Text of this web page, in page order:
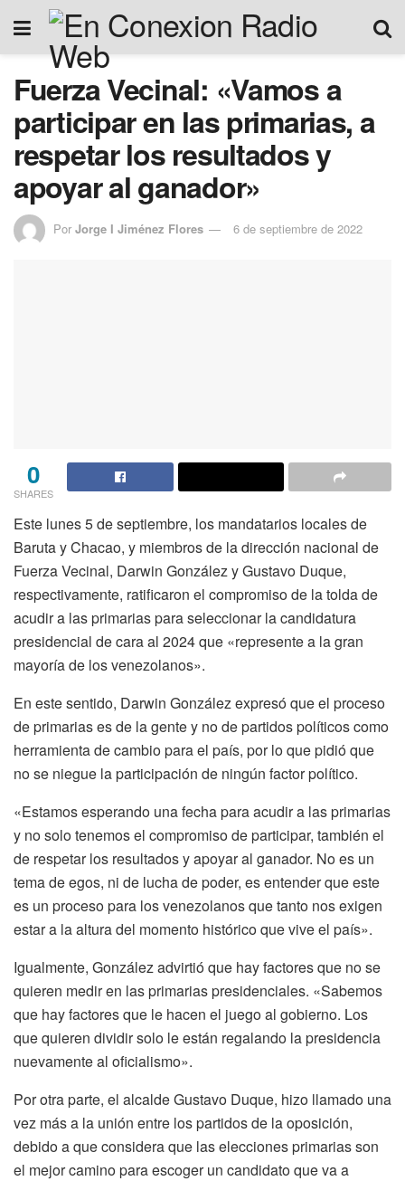
Fuerza Vecinal: «Vamos a
participar en las primarias, a
respetar los resultados y
apoyar al ganador»
Por Jorge I Jiménez Flores 6 de septiembre de 2022
0
SHARES
Este lunes 5 de septiembre, los mandatarios locales de
Baruta y Chacao, y miembros de la dirección nacional de
Fuerza Vecinal, Darwin González y Gustavo Duque,
respectivamente, ratificaron el compromiso de la tolda de
acudir a las primarias para seleccionar la candidatura
presidencial de cara al 2024 que «represente a la gran
mayoría de los venezolanos».
En este sentido, Darwin González expresó que el proceso
de primarias es de la gente y no de partidos políticos como
herramienta de cambio para el país, por lo que pidió que
no se niegue la participación de ningún factor político.
«Estamos esperando una fecha para acudir a las primarias
y no solo tenemos el compromiso de participar, también el
de respetar los resultados y apoyar al ganador. No es un
tema de egos, ni de lucha de poder, es entender que este
es un proceso para los venezolanos que tanto nos exigen
estar a la altura del momento histórico que vive el país».
Igualmente, González advirtió que hay factores que no se
quieren medir en las primarias presidenciales. «Sabemos
que hay factores que le hacen el juego al gobierno. Los
que quieren dividir solo le están regalando la presidencia
nuevamente al oficialismo».
Por otra parte, el alcalde Gustavo Duque, hizo llamado una
vez más a la unión entre los partidos de la oposición,
debido a que considera que las elecciones primarias son
el mejor camino para escoger un candidato que va a